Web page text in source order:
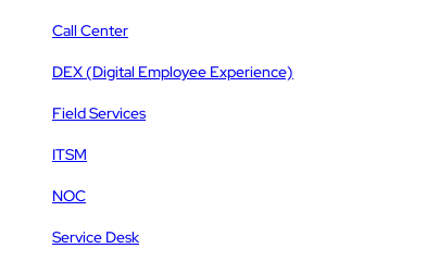
Call Center
DEX (Digital Employee Experience)
Field Services
ITSM
NOC
Service Desk